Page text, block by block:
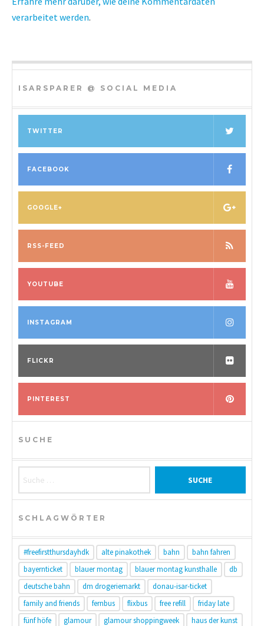
verarbeitet werden.
ISARSPARER @ SOCIAL MEDIA
TWITTER
FACEBOOK
GOOGLE+
RSS-FEED
YOUTUBE
INSTAGRAM
FLICKR
PINTEREST
SUCHE
SCHLAGWÖRTER
#freefirstthursdayhdk alte pinakothek bahn
bahn fahren
bayernticket
blauer montag blauer montag kunsthalle
db
deutsche bahn
dm drogeriemarkt
donau-isar-ticket
family and friends
fernbus flixbus free refill
friday late
fünf höfe
glamour glamour shoppingweek
haus der kunst